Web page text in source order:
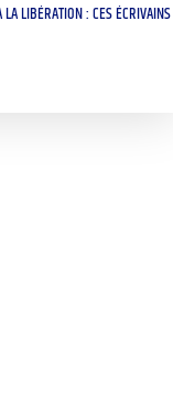
LIBÉRATION : CES ÉCRIVAINS